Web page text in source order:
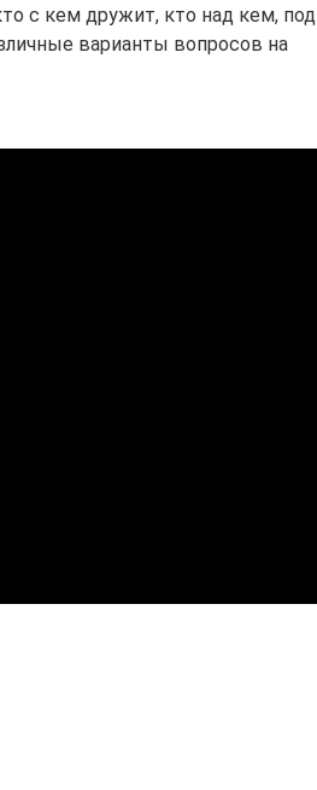
с кем дружит, кто над кем, под
варианты вопросов на